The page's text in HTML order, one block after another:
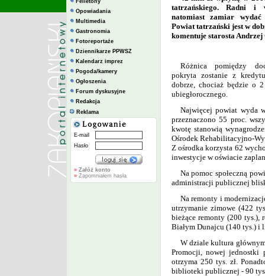
Felietony
Opowiadania
Multimedia
Gastronomia
Fotoreportaże
Dziennikarze PPWSZ
Kalendarz imprez
Pogoda/kamery
Ogłoszenia
Forum dyskusyjne
Redakcja
Reklama
E-mail
Hasło
» Załóż konto
» Zapomniałem hasła
tatrzańskiego. Radni i
natomiast zamiar
Powiat tatrzański jest w
komentuje starosta
Różnica pomiędzy
pokryta zostanie z
dobrze, chociaż będzie o
ubiegłorocznego.
Najwięcej powiat wyda
przeznaczono 55 proc.
kwotę stanowią
Ośrodek Rehabilitacyjno-
Z ośrodka korzysta 62
inwestycje w oświacie
Na pomoc społeczną
administracji publicznej
Na remonty i
utrzymanie zimowe (422
bieżące remonty (200 tys.),
Białym Dunajcu (140 tys.) i
W dziale kultura
Promocji, nowej jednostki
otrzyma 250 tys. zł.
biblioteki publicznej - 90